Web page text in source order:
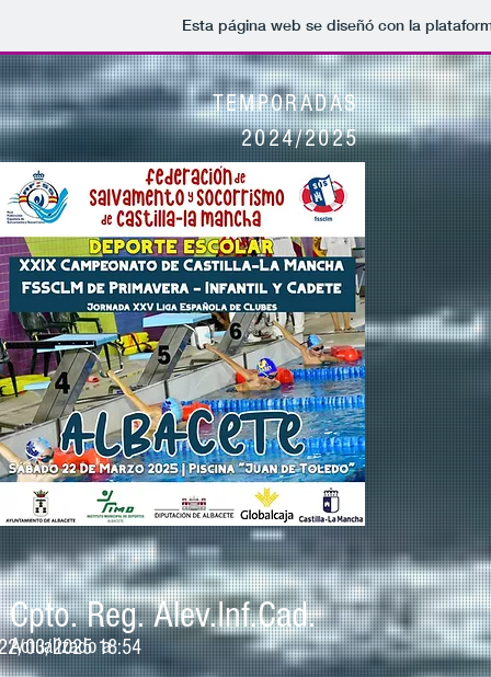
Esta página web se diseñó con la
TEMPORADAS
2024/2025
Cpto. Reg. Alev.Inf.Cad.
03/2025 18:54
Actualizado a